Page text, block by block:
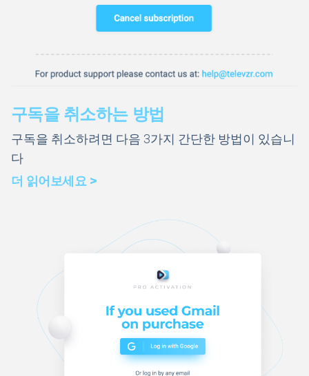
구독을 취소하는 방법
구독을 취소하려면 다음 3가지 간단한 방법이 있습니
다
더 읽어보세요 >